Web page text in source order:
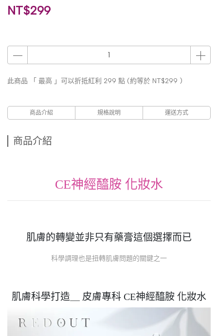
NT$299
此商品 「 最高 」可以折抵紅利 299 點 (約等於 NT$299 )
商品介紹 規格說明 運送方式
商品介紹
CE神經醯胺 化妝水
肌膚的轉變並非只有藥膏這個選擇而已
科學調理也是扭轉肌膚問題的關鍵之一
肌膚科學打造＿ 皮膚專科 CE神經醯胺 化妝水